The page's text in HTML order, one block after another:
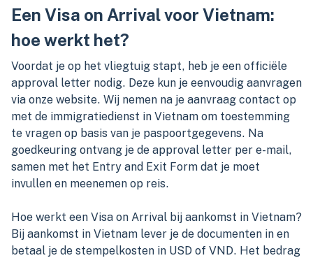
Een Visa on Arrival voor Vietnam:
hoe werkt het?
Voordat je op het vliegtuig stapt, heb je een officiële
approval letter nodig. Deze kun je eenvoudig aanvragen
via onze website. Wij nemen na je aanvraag contact op
met de immigratiedienst in Vietnam om toestemming
te vragen op basis van je paspoortgegevens. Na
goedkeuring ontvang je de approval letter per e-mail,
samen met het Entry and Exit Form dat je moet
invullen en meenemen op reis.
Hoe werkt een Visa on Arrival bij aankomst in Vietnam?
Bij aankomst in Vietnam lever je de documenten in en
betaal je de stempelkosten in USD of VND. Het bedrag